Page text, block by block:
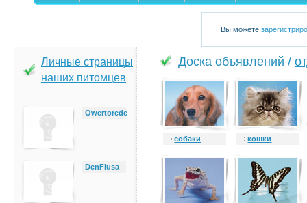
Вы можете
Личные страницы
наших питомцев
Owertorede
DenFlusa
Доска объявлений /
cобаки кошки